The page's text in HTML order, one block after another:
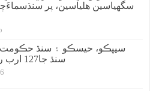
سگهياسين هلياسين، پر
سيپڪو، حيسڪو ۽ سنڌ حڪومت
سنڌ جا127 ارب رپيا ٻڏي ويا؟